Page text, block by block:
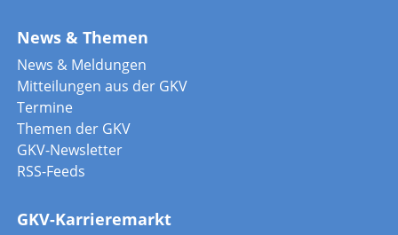
News & Themen
News & Meldungen
Mitteilungen aus der GKV
Termine
Themen der GKV
GKV-Newsletter
RSS-Feeds
GKV-Karrieremarkt